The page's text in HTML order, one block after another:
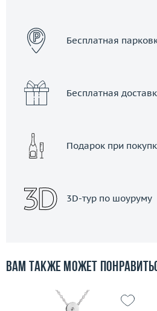
Бесплатная
Бесплатная
Подарок при
3D-тур по шоуруму
Вам также может